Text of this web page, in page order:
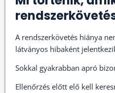
A rendszerkövetés hiánya
látványos hibaként
Sokkal gyakrabban apró
Ellenőrzés előtt elő kell